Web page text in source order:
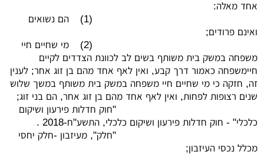
אחד מאלה:
(1)
הם נשואים
ואינם פרודים;
(2)
מי שחיים חיי
משפחה במשק בית משותף בשים לב לכוונת הצדדים לקיים
חיימשפחה כאמור דרך קבע, ואין לאף אחד מהם בן זוג אחר; לענין
זה, חזקה כי מי שחיים חיי משפחה במשק בית משותף במשך שלוש
שנים רצופות לפחות, ואין לאף אחד מהם בן זוג אחר, הם בני זוג;
"חוק חדלות פירעון ושיקום
כלכלי" - חוק חדלות פירעון ושיקום כלכלי, התשע"ח-2018 .
"חלק", מעיזבון -חלק יחסי
מכלל נכסי העיזבון;